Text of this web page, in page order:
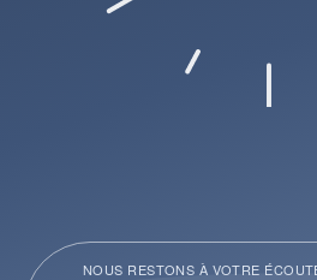
NOUS RESTONS À VOTRE